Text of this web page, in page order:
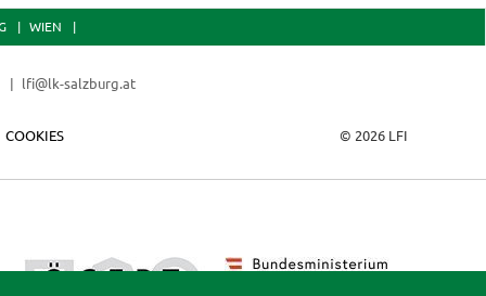
WIEN
lfi@lk-salzburg.at
© 2026 LFI
COOKIES